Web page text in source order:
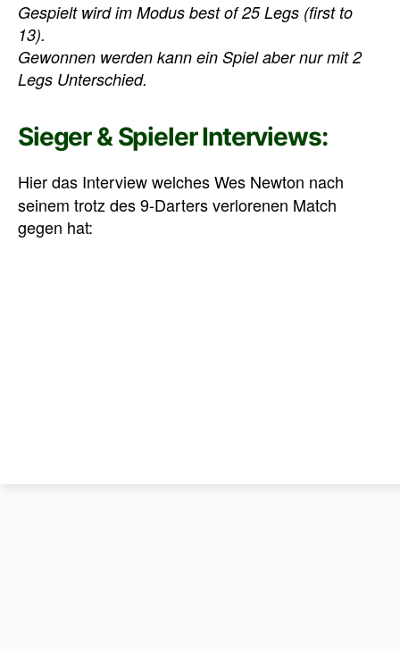
Gespielt wird im Modus best of 25 Legs (first to
13).
Gewonnen werden kann ein Spiel aber nur mit 2
Legs Unterschied.
Sieger & Spieler Interviews:
Hier das Interview welches Wes Newton nach
seinem trotz des 9-Darters verlorenen Match
gegen hat: